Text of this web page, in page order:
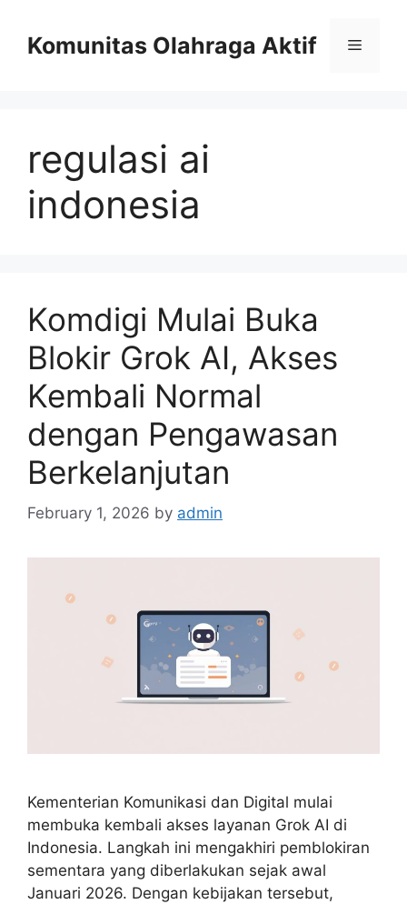
contentKomunitas Olahraga Aktif Menu
regulasi ai
indonesia
Komdigi Mulai Buka
Blokir Grok AI, Akses
Kembali Normal
dengan Pengawasan
Berkelanjutan
February 1, 2026 by admin
Kementerian Komunikasi dan Digital mulai
membuka kembali akses layanan Grok AI di
Indonesia. Langkah ini mengakhiri pemblokiran
sementara yang diberlakukan sejak awal
Januari 2026. Dengan kebijakan tersebut,